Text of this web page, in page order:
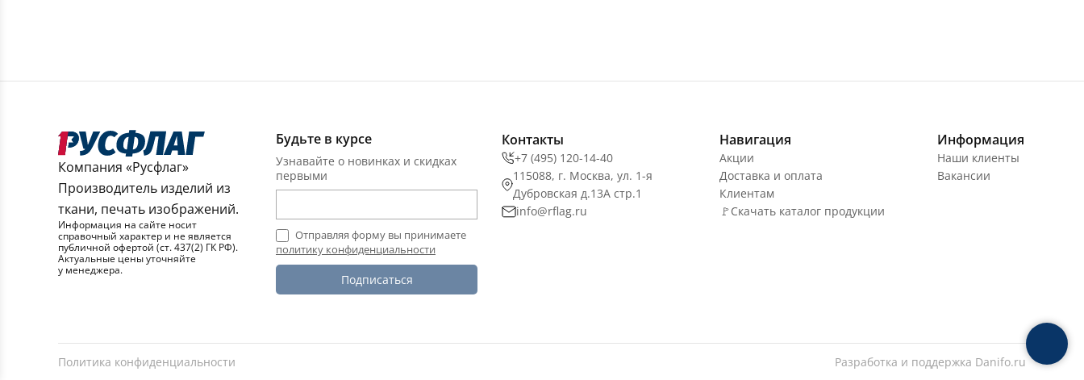
Компания «Русфлаг»
Производитель изделий из
ткани, печать изображений.
Информация на сайте носит
справочный характер и не является
публичной офертой (ст. 437(2) ГК РФ).
Актуальные цены уточняйте
у менеджера.
Будьте в курсе
Узнавайте о новинках и скидках
первыми
Отправляя форму вы принимаете
политику конфиденциальности
Подписаться
Контакты
+7 (495) 120-14-40
115088, г. Москва, ул. 1-я
Дубровская д.13А стр.1
info@rflag.ru
Навигация
Акции
Доставка и оплата
Клиентам
🚩Скачать каталог продукции
Информация
Наши клиенты
Вакансии
Политика конфиденциальности Разработка и поддержка Danifo.ru